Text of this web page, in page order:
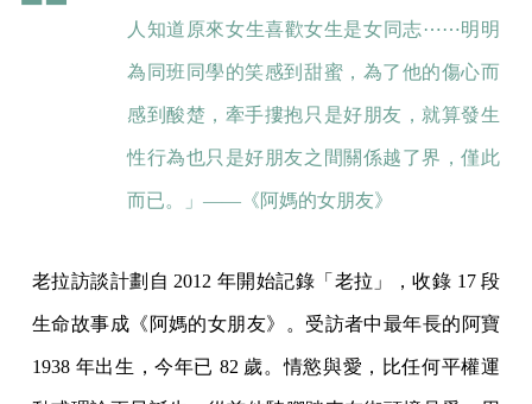
人知道原來女生喜歡女生是女同志⋯⋯明明
為同班同學的笑感到甜蜜，為了他的傷心而
感到酸楚，牽手摟抱只是好朋友，就算發生
性行為也只是好朋友之間關係越了界，僅此
而已。」——《阿媽的女朋友》
老拉訪談計劃自 2012 年開始記錄「老拉」，收錄 17 段
生命故事成《阿媽的女朋友》。受訪者中最年長的阿寶
1938 年出生，今年已 82 歲。情慾與愛，比任何平權運